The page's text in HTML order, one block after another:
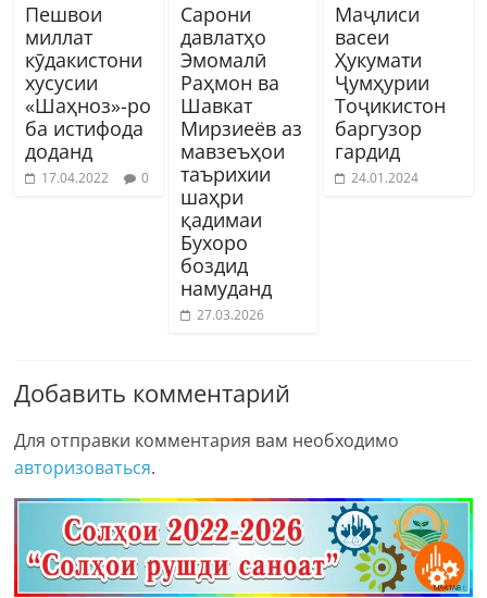
Пешвои
миллат
кӯдакистони
хусусии
«Шаҳноз»-ро
ба истифода
доданд
17.04.2022 0
Сарони
давлатҳо
Эмомалӣ
Раҳмон ва
Шавкат
Мирзиеёв аз
мавзеъҳои
таърихии
шаҳри
қадимаи
Бухоро
боздид
намуданд
27.03.2026
Маҷлиси
васеи
Ҳукумати
Ҷумҳурии
Тоҷикистон
баргузор
гардид
24.01.2024
Добавить комментарий
Для отправки комментария вам необходимо
авторизоваться.